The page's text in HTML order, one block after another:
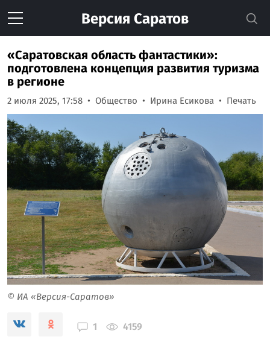
Версия Саратов
«Саратовская область фантастики»:
подготовлена концепция развития туризма
в регионе
2 июля 2025, 17:58 Общество Ирина Есикова Печать
© ИА «Версия-Саратов»
1 4159